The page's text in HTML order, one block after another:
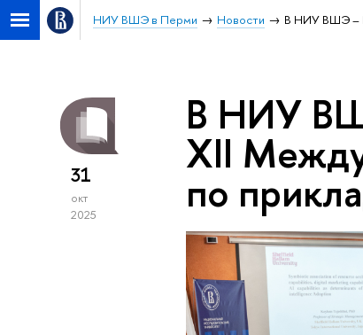
НИУ ВШЭ в Перми Новости В НИУ ВШЭ –
31
окт
2025
В НИУ
XII
по